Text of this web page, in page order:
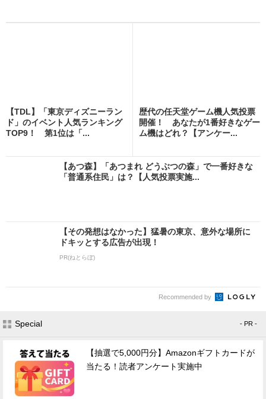
【TDL】「東京ディズニーラン
ド」のイベント人気ランキング
TOP9！ 第1位は「...
歴代の任天堂ゲーム機人気投票
開催！ あなたが1番好きなゲー
ム機はどれ？【アンケー...
【あつ森】「あつまれ どうぶつの森」で一番好きな
「普通系住民」は？【人気投票実施...
【その発想はなかった】猛暑の東京、意外な場所に
ドキッとする広告が出現！
PR(ねとらぼ)
Recommended by
Special - PR -
【抽選で5,000円分】Amazonギフトカードが
当たる！読者アンケート実施中